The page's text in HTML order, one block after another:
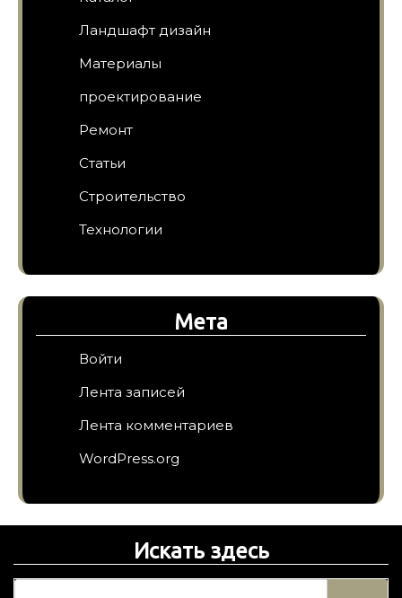
Ландшафт дизайн
Материалы
проектирование
Ремонт
Статьи
Строительство
Технологии
Мета
Войти
Лента записей
Лента комментариев
WordPress.org
Искать здесь